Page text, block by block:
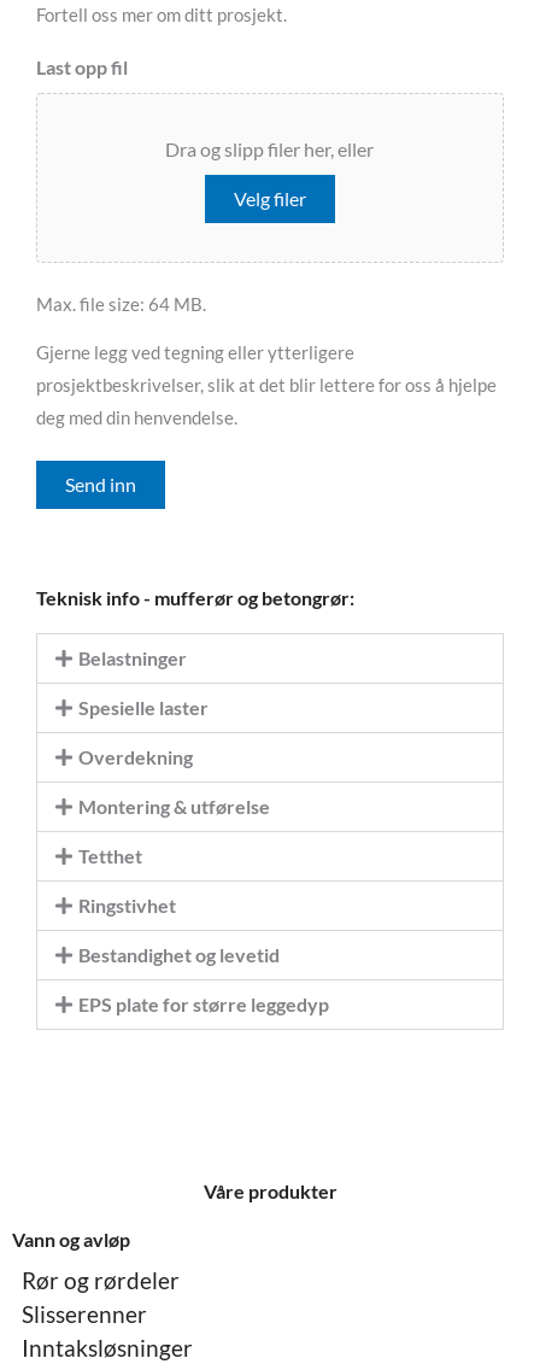
Fortell oss mer om ditt prosjekt.
Last opp fil
Dra og slipp filer her, eller
Velg filer
Max. file size: 64 MB.
Gjerne legg ved tegning eller ytterligere
prosjektbeskrivelser, slik at det blir lettere for oss å hjelpe
deg med din henvendelse.
Send inn
Teknisk info - mufferør og betongrør:
Belastninger
Spesielle laster
Overdekning
Montering & utførelse
Tetthet
Ringstivhet
Bestandighet og levetid
EPS plate for større leggedyp
Våre produkter
Vann og avløp
Rør og rørdeler
Slisserenner
Inntaksløsninger